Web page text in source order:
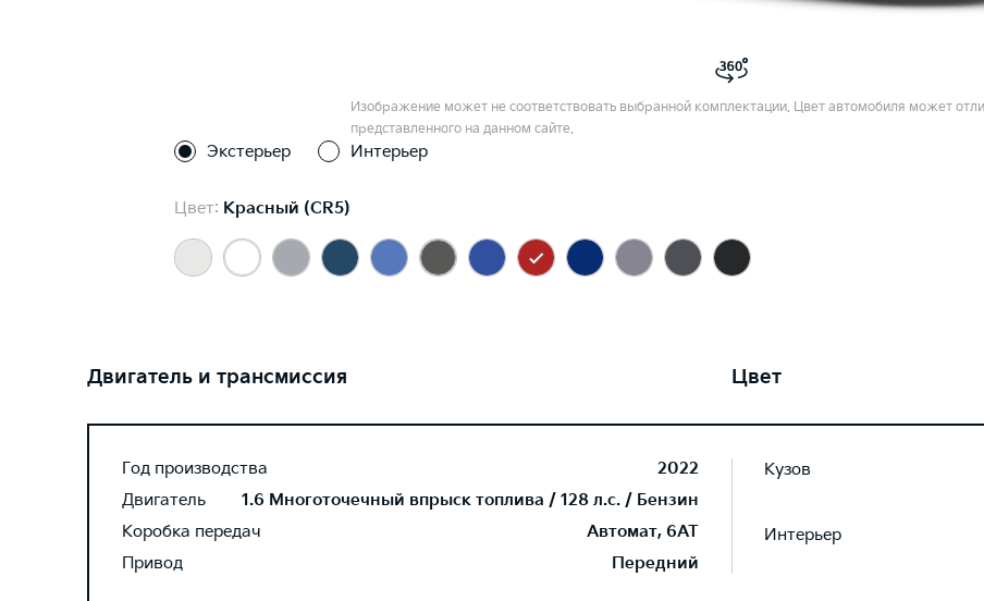
Изображение может не соответствовать выбранной комплектации. Цвет автомобиля может
представленного на данном сайте.
Экстерьер Интерьер
Цвет: Красный (CR5)
Двигатель и трансмиссия
Год производства
2022
Двигатель
1.6 Многоточечный впрыск топлива / 128 л.с. / Бензин
Коробка передач
Автомат, 6AT
Привод
Передний
Цвет
Кузов
Интерьер